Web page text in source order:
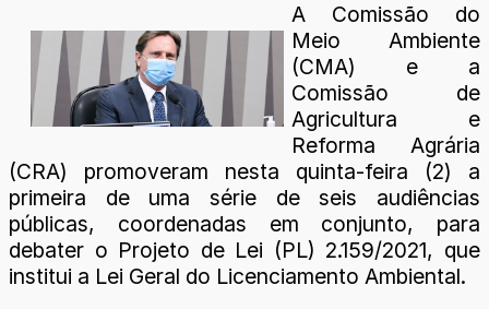
A Comissão do
Meio Ambiente
(CMA) e a
Comissão de
Agricultura e
Reforma Agrária
(CRA) promoveram nesta quinta-feira (2) a
primeira de uma série de seis audiências
públicas, coordenadas em conjunto, para
debater o Projeto de Lei (PL) 2.159/2021, que
institui a Lei Geral do Licenciamento Ambiental.